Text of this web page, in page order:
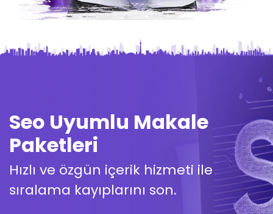
Seo Uyumlu Makale
Paketleri
Hızlı ve özgün içerik hizmeti ile
sıralama kayıplarını son.